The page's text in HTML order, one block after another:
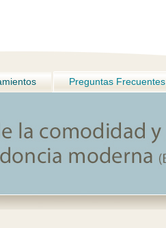
Preguntas Frecuentes